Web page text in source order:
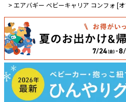
エアバギー ベビーキャリア コンフォ [